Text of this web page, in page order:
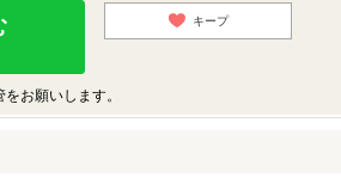
キープ
お願いします。